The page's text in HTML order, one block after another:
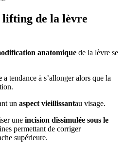
lifting de la lèvre
anatomique de la lèvre se
a tendance à s’allonger alors que la
un aspect vieillissantau visage.
une incision dissimulée sous le
permettant de corriger
supérieure.